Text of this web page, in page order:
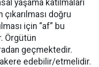
yaşama katılmaları
çıkarılması doğru
için “af” bu
Örgütün
geçmektedir.
edebilir/etmelidir.